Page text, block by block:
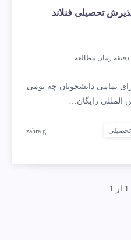
تحصیلی فنلاند
دقیقه زمان مطالعه
در فنلاند تا سال 2017 برای تمامی دانشجویان چه بومی
المللی رایگان…
zahra g